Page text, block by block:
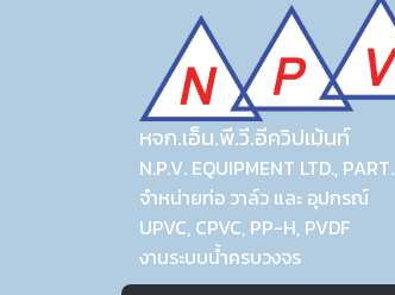
หจก.เอ็น.พี.วี.อีควิปเม้นท์
N.P.V. EQUIPMENT LTD., PART.
จำหน่ายท่อ วาล์ว และ อุปกรณ์
UPVC, CPVC, PP-H, PVDF
งานระบบน้ำครบวงจร